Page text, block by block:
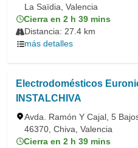
La Saïdia, Valencia
Cierra en 2 h 39 mins
Distancia: 27.4 km
más detalles
Electrodomésticos
INSTALCHIVA
Avda. Ramón Y Cajal, 5
46370, Chiva, Valencia
Cierra en 2 h 39 mins